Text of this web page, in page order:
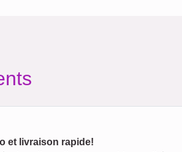
et livraison rapide!